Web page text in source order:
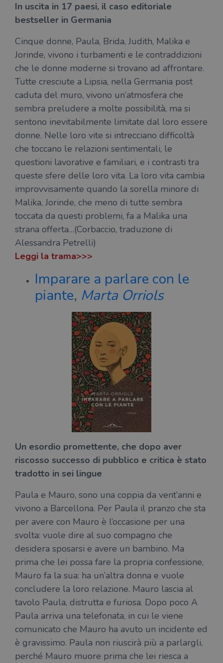
In uscita in 17 paesi, il caso editoriale
bestseller in Germania
Cinque donne, Paula, Brida, Judith, Malika e
Jorinde, vivono i turbamenti e le contraddizioni
che le donne moderne si trovano ad affrontare.
Tutte cresciute a Lipsia, nella Germania post
caduta del muro, vivono un’atmosfera che
sembra preludere a molte possibilità, ma si
sentono inevitabilmente limitate dal loro essere
donne. Nelle loro vite si intrecciano difficoltà
che toccano le relazioni sentimentali, le
questioni lavorative e familiari, e i contrasti tra
queste sfere delle loro vita. La loro vita cambia
improvvisamente quando la sorella minore di
Malika, Jorinde, che meno di tutte sembra
toccata da questi problemi, fa a Malika una
strana offerta…(Corbaccio, traduzione di
Alessandra Petrelli)
Leggi la trama>>>
Imparare a parlare con le
piante, Marta Orriols
Un esordio promettente, che dopo aver
riscosso successo di pubblico e critica è stato
tradotto in sei lingue
Paula e Mauro, sono una coppia da vent’anni e
vivono a Barcellona. Per Paula il pranzo che sta
per avere con Mauro è l’occasione per una
svolta: vuole dire al suo compagno che
desidera sposarsi e avere un bambino. Ma
prima che lei possa fare la propria confessione,
Mauro fa la sua: ha un’altra donna e vuole
concludere la loro relazione. Mauro lascia al
tavolo Paula, distrutta e furiosa. Dopo poco A
Paula arriva una telefonata, in cui le viene
comunicato che Mauro ha avuto un incidente ed
è gravissimo. Paula non riuscirà più a parlargli,
perché Mauro muore prima che lei riesca a